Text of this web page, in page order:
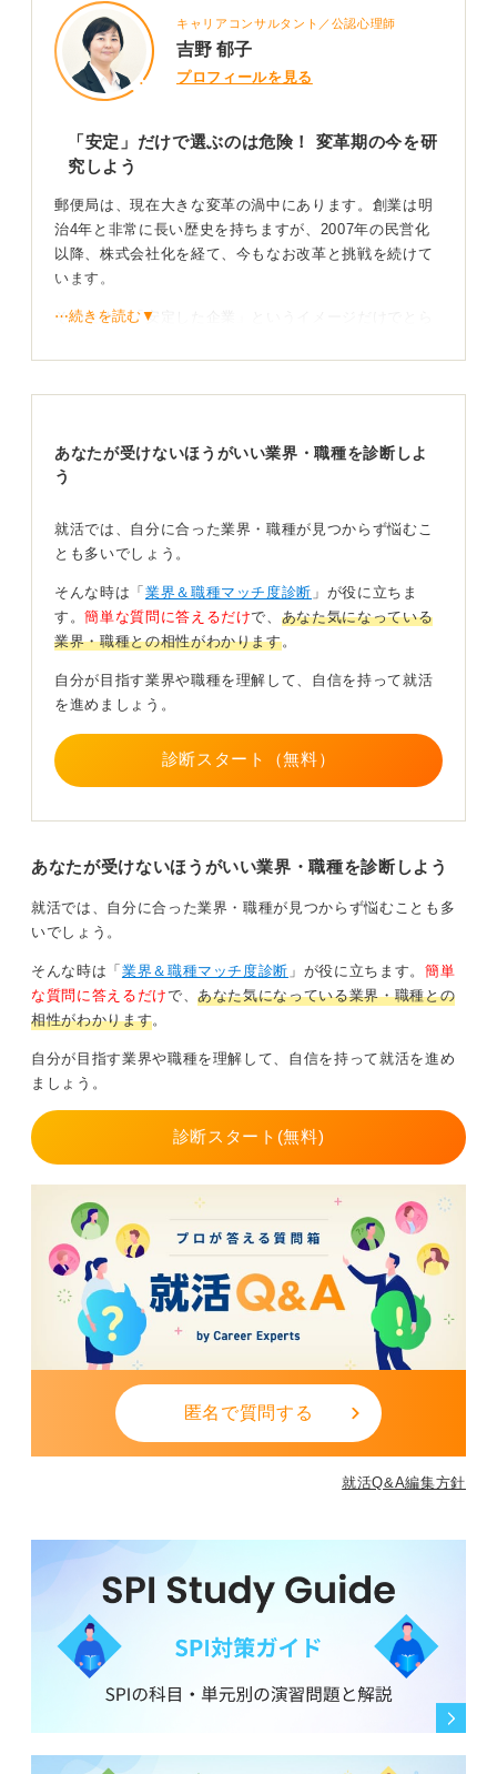
職場でもあります。福利厚生の充実や全国各地に勤務地
があることも働く魅力として挙げられています。
営業や労働環境の厳しさを理解したうえで、地域密着の
仕事にやりがいを感じる人には適した職場といえます。
就職を考える際には、世間の評判だけで判断せず、説明
会やOB・OG訪問で最新の現場情報を収集し、自身の価
断することが重要です。
労働環境の課題を正しく理解したうえで、それでも地域
に貢献したいという強い思いがあれば、郵便局は十分に
0
キャリアコンサルタント／公認心理師
吉野 郁子
プロフィールを見る
「安定」だけで選ぶのは危険！ 変革期の今を研
究しよう
郵便局は、現在大きな変革の渦中にあります。創業は明
治4年と非常に長い歴史を持ちますが、2007年の民営化
以降、株式会社化を経て、今もなお改革と挑戦を続けて
います。
そのため、「安定した企業」というイメージだけでとら
に合うのか、しっかりと企業研究をおこなうことが大切
窓口業務だけではない！ 郵便局の業務内容を深く知
ろう！
か。郵便局は非常に大きな事業体であり、「街の郵便局
の窓口業務」のイメージだけでは全体像を把握すること
はできません。
実際には、職種の異動や転居をともなう転勤、新規事業
への参画など、予想外の配属がある可能性も十分にあり
ます。それでもなお、郵政事業を仕事として取り組みた
いと思えるかどうかを考えてみてください。
やりがいと大変な点を天秤にかけて判断することが
重要
照らし合わせてみることが重要だといえます。
便局で働くことには大きなやりがいがあります。一方
で、変革期の環境変化に対応する力を求められること
が、大変な点でもあると覚えておきましょう。
0
⋯続きを読む▼
あなたが受けないほうがいい業界・職種を診断しよ
う
就活では、自分に合った業界・職種が見つからず悩むこ
とも多いでしょう。
そんな時は「業界＆職種マッチ度診断 」が役に立ちま
す。簡単な質問に答えるだけで、 あなた気になっている
業界・職種との相性がわかります。
自分が目指す業界や職種を理解して、自信を持って就活
を進めましょう。
診断スタート（無料）
あなたが受けないほうがいい業界・職種を診断しよう
就活では、自分に合った業界・職種が見つからず悩むことも多
いでしょう。
そんな時は「 業界＆職種マッチ度診断 」が役に立ちます。 簡単
な質問に答えるだけで、あなた気になっている業界・職種との
相性がわかります。
自分が目指す業界や職種を理解して、自信を持って就活を進め
ましょう。
診断スタート(無料)
匿名で質問する
就活Q&A編集方針